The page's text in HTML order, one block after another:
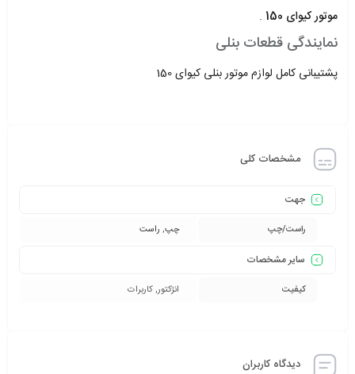
موتور کیوای 150
.
نمایندگی قطعات بنلی
پشتیبانی کامل لوازم موتور بنلی کیوای 150
مشخصات کلی
جهت
راست/چپ چپ, راست
سایر مشخصات
کیفیت انژکتور, کاربرات
دیدگاه کاربران